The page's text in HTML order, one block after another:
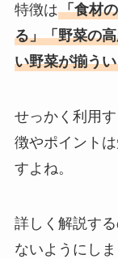
特徴は「食材
る」「野菜の
い野菜が揃う
せっかく利用
徴やポイント
すよね。
詳しく解説す
ないようにしま